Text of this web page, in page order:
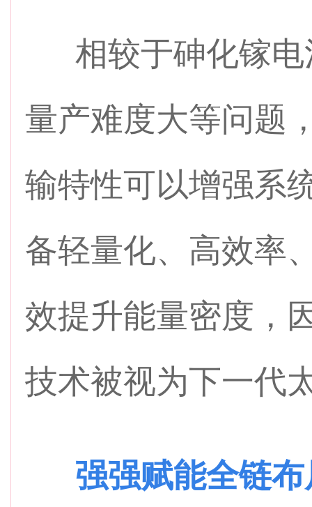
相较于砷化镓电
量产难度大等问题
输特性可以增强系
备轻量化、高效率
效提升能量密度，
技术被视为下一代
强强赋能全链布